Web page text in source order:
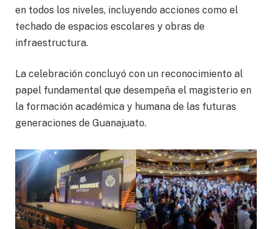
en todos los niveles, incluyendo acciones como el
techado de espacios escolares y obras de
infraestructura.
La celebración concluyó con un reconocimiento al
papel fundamental que desempeña el magisterio en
la formación académica y humana de las futuras
generaciones de Guanajuato.